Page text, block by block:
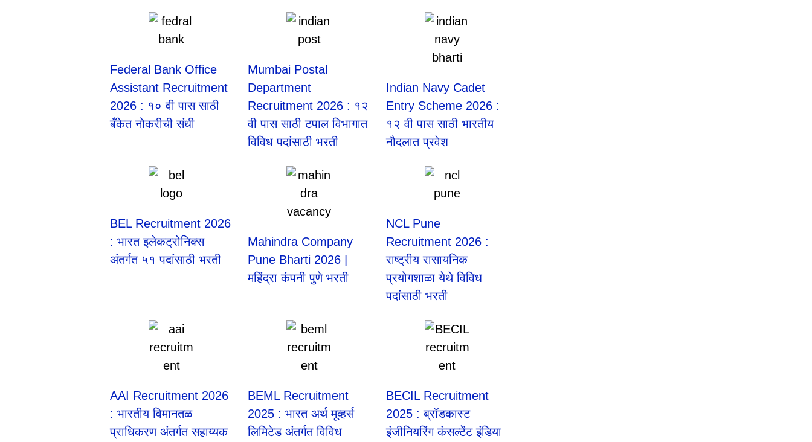
Federal Bank Office
Assistant Recruitment
2026 : १० वी पास साठी
बँकेत नोकरीची संधी
Mumbai Postal
Department
Recruitment 2026 : १२
वी पास साठी टपाल विभागात
विविध पदांसाठी भरती
Indian Navy Cadet
Entry Scheme 2026 :
१२ वी पास साठी भारतीय
नौदलात प्रवेश
BEL Recruitment 2026
: भारत इलेकट्रोनिक्स
अंतर्गत ५१ पदांसाठी भरती
Mahindra Company
Pune Bharti 2026 |
महिंद्रा कंपनी पुणे भरती
NCL Pune
Recruitment 2026 :
राष्ट्रीय रासायनिक
प्रयोगशाळा येथे विविध
पदांसाठी भरती
AAI Recruitment 2026
: भारतीय विमानतळ
प्राधिकरण अंतर्गत सहाय्यक
BEML Recruitment
2025 : भारत अर्थ मूव्हर्स
लिमिटेड अंतर्गत विविध
BECIL Recruitment
2025 : ब्रॉडकास्ट
इंजीनियरिंग कंसल्टेंट इंडिया